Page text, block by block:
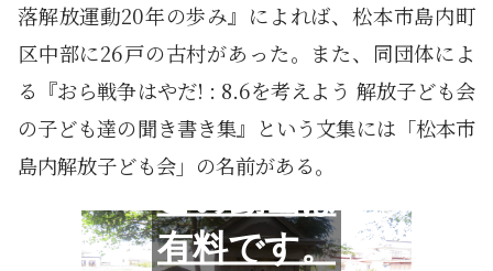
落解放運動20年の歩み』によれば、松本市島内町
区中部に26戸の古村があった。また、同団体によ
る『おら戦争はやだ! : 8.6を考えよう 解放子ども会
の子ども達の聞き書き集』という文集には「松本市
島内解放子ども会」の名前がある。